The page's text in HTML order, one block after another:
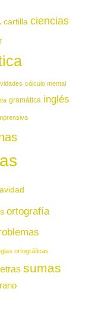
cartilla ciencias
cálculo mental
gramática inglés
ortografía
ortográficas
sumas